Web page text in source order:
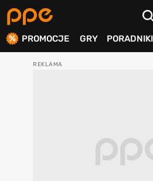
PROMOCJE GRY PORADNIKI